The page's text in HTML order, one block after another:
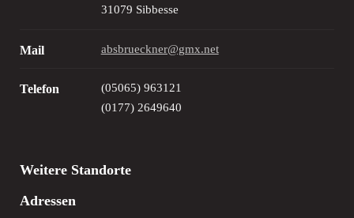
31079 Sibbesse
Mail absbrueckner@gmx.net
Telefon
(05065) 963121
(0177) 2649640
Weitere Standorte
Adressen